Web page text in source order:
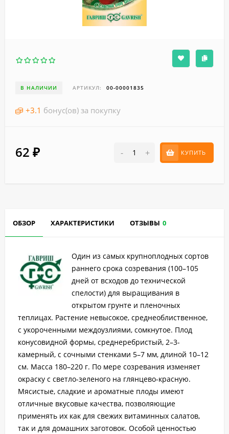
В НАЛИЧИИ АРТИКУЛ: 00-00001835
+3.1 бонус(ов) за покупку
62 ₽ - + КУПИТЬ
ОБЗОР ХАРАКТЕРИСТИКИ ОТЗЫВЫ 0
Один из самых крупноплодных сортов
раннего срока созревания (100–105
дней от всходов до технической
спелости) для выращивания в
открытом грунте и пленочных
теплицах. Растение невысокое, среднеоблиственное,
с укороченными междоузлиями, сомкнутое. Плод
конусовидной формы, среднеребристый, 2–3-
камерный, с сочными стенками 5–7 мм, длиной 10–12
см. Масса 180–220 г. По мере созревания изменяет
окраску с светло-зеленого на глянцево-красную.
Мясистые, сладкие и ароматные плоды имеют
отличные вкусовые качества, позволяющие
применять их как для свежих витаминных салатов,
так и для домашних заготовок. Особой ценностью